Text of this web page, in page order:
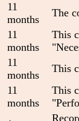
11
months
The
11
months
This
11
months
This
11
months
This